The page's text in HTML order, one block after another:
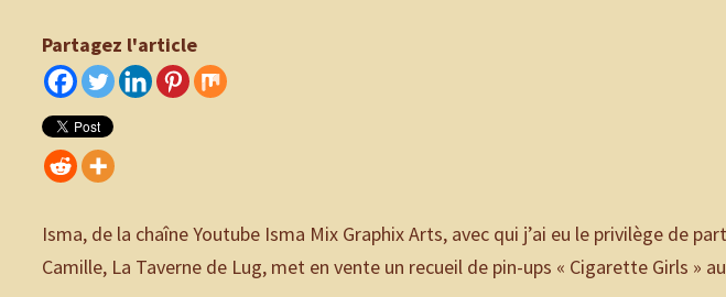
Partagez l'article
Isma, de la chaîne Youtube Isma Mix Graphix Arts, avec qui j’ai eu le privilège de
Camille, La Taverne de Lug, met en vente un recueil de pin-ups « Cigarette Girls »